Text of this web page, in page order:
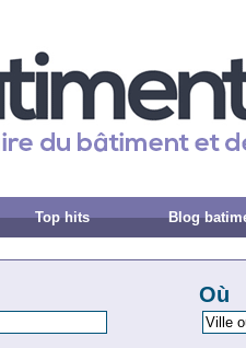
Top hits Blog
Où